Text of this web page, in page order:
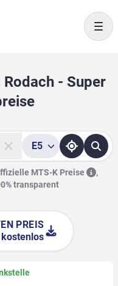
- Super
E5
MTS-K Preise
,
transparent
PREIS